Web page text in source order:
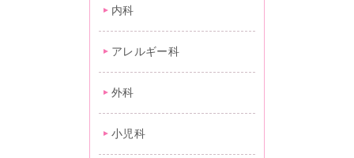
内科
アレルギー科
外科
小児科